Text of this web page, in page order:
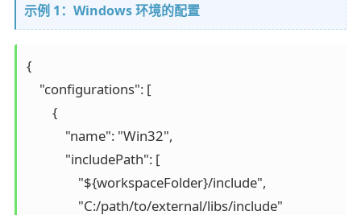
示例 1：Windows 环境的配置
{
    "configurations": [
        {
            "name": "Win32",
            "includePath": [
                "${workspaceFolder}/include",
                "C:/path/to/external/libs/include"